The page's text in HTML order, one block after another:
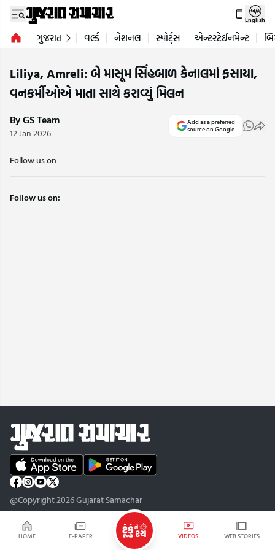
HOME E-PAPER VIDEOS WEB STORIES
English
ગુજરાત વર્લ્ડ નેશનલ સ્પોર્ટ્સ એન્ટરટેઈનમેન્ટ
Liliya, Amreli: બે માસૂમ સિંહબાળ કેનાલમાં ફસાયા,
વનકર્મીઓએ માતા સાથે કરાવ્યું મિલન
By GS Team
12 Jan 2026
Add as a preferred
source on Google
Follow us on
Follow us on:
@Copyright 2026 Gujarat Samachar